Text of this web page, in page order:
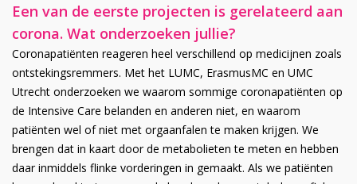
Een van de eerste projecten is gerelateerd aan
corona. Wat onderzoeken jullie?
Coronapatiënten reageren heel verschillend op medicijnen zoals
ontstekingsremmers. Met het LUMC, ErasmusMC en UMC
Utrecht onderzoeken we waarom sommige coronapatiënten op
de Intensive Care belanden en anderen niet, en waarom
patiënten wel of niet met orgaanfalen te maken krijgen. We
brengen dat in kaart door de metabolieten te meten en hebben
daar inmiddels flinke vorderingen in gemaakt. Als we patiënten